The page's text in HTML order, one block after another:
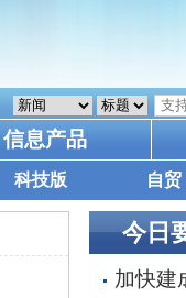
信息产品
科技版 自
今日
加快建